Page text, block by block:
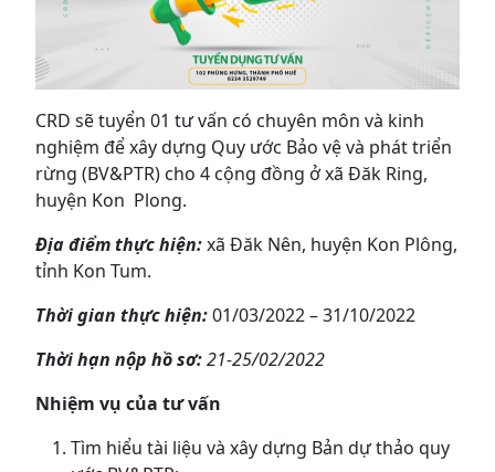
CRD sẽ tuyển 01 tư vấn có chuyên môn và kinh
nghiệm để xây dựng Quy ước Bảo vệ và phát triển
rừng (BV&PTR) cho 4 cộng đồng ở xã Đăk Ring,
huyện Kon Plong.
Địa điểm thực hiện:xã Đăk Nên, huyện Kon Plông,
tỉnh Kon Tum.
Thời gian thực hiện:01/03/2022 – 31/10/2022
Thời hạn nộp hồ sơ:21-25/02/2022
Nhiệm vụ của tư vấn
Tìm hiểu tài liệu và xây dựng Bản dự thảo quy